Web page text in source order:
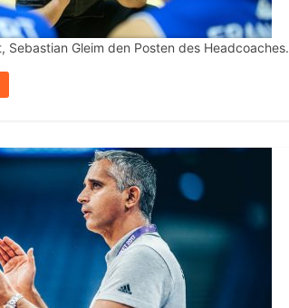
Sebastian Gleim den Posten des Headcoaches.